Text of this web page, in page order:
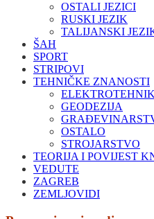
OSTALI JEZICI
RUSKI JEZIK
TALIJANSKI
ŠAH
SPORT
STRIPOVI
TEHNIČKE ZNANOSTI
GEODEZIJA
OSTALO
STROJARSTVO
TEORIJA I POVIJEST
VEDUTE
ZAGREB
ZEMLJOVIDI